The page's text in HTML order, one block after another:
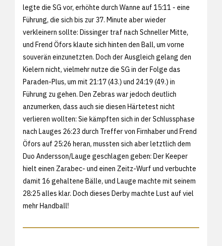
legte die SG vor, erhöhte durch Wanne auf 15:11 - eine
Führung, die sich bis zur 37. Minute aber wieder
verkleinern sollte: Dissinger traf nach Schneller Mitte,
und Frend Öfors klaute sich hinten den Ball, um vorne
souverän einzunetzten. Doch der Ausgleich gelang den
Kielern nicht, vielmehr nutze die SG in der Folge das
Paraden-Plus, um mit 21:17 (43.) und 24:19 (49.) in
Führung zu gehen. Den Zebras war jedoch deutlich
anzumerken, dass auch sie diesen Härtetest nicht
verlieren wollten: Sie kämpften sich in der Schlussphase
nach Lauges 26:23 durch Treffer von Firnhaber und Frend
Öfors auf 25:26 heran, mussten sich aber letztlich dem
Duo Andersson/Lauge geschlagen geben: Der Keeper
hielt einen Zarabec- und einen Zeitz-Wurf und verbuchte
damit 16 gehaltene Bälle, und Lauge machte mit seinem
28:25 alles klar. Doch dieses Derby machte Lust auf viel
mehr Handball!